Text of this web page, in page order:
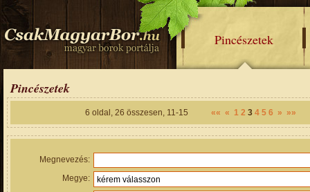
Pincészetek
Pincészetek
6 oldal,26 összesen,11-15 «« « 1 2 3 4 5 6 » »»
Megnevezés:
Megye: